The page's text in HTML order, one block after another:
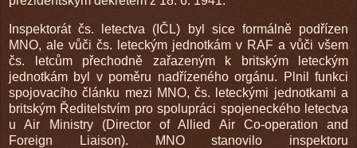
Inspektorát čs. letectva (IČL) byl sice formálně podřízen
MNO, ale vůči čs. leteckým jednotkám v RAF a vůči všem
čs. letcům přechodně zařazeným k britským leteckým
jednotkám byl v poměru nadřízeného orgánu. Plnil funkci
spojovacího článku mezi MNO, čs. leteckými jednotkami a
britským Ředitelstvím pro spolupráci spojeneckého letectva
u Air Ministry (Director of Allied Air Co-operation and
Foreign Liaison). MNO stanovilo inspektoru